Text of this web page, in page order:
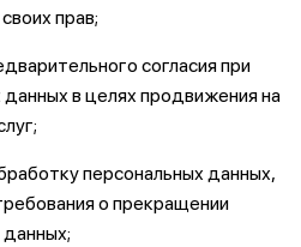
прав;
согласия при
в целях продвижения на
персональных данных,
о прекращении